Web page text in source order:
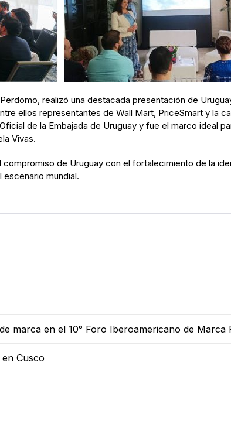
realizó una destacada presentación de
ellos representantes de Wall Mart, PriceSmart y la
de la Embajada de Uruguay y fue el marco ideal
Vivas.
de Uruguay con el fortalecimiento de la
mundial.
marca en el 10° Foro Iberoamericano de Marca
Cusco